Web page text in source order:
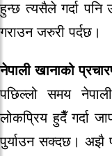
हुन्छ त्यसैले गर्दा पनि
गराउन जरुरी पर्दछ।
नेपाली खानाको
पछिल्लो समय
लोकप्रिय हुदैँ गर्दा
पुर्याउन सक्दछ। अझै